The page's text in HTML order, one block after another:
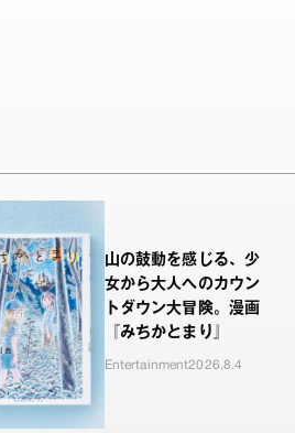
山の鼓動を感じる、少
女から大人へのカウン
トダウン大冒険。漫画
『みちかとまり』
Entertainment2026.8.4